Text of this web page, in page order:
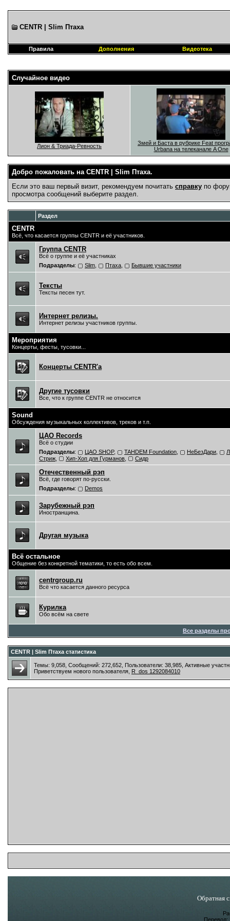
CENTR | Slim Птаха
Правила Дополнения Видеотека
Случайное видео
Лион & Триада-Ревность
Змей и Баста в рубрике Feat
Urbana на телеканале A One
Добро пожаловать на CENTR | Slim Птаха.
Если это ваш первый визит, рекомендуем почитать справку по
просмотра сообщений выберите раздел.
Раздел
CENTR
Всё, что касается группы CENTR и её участников.
Группа CENTR
Всё о группе и её участниках
Подразделы: Slim Птаха Бывшие участники
Тексты
Тексты песен тут.
Интернет релизы.
Интернет релизы участников группы.
Мероприятия
Концерты, фесты, тусовки...
Концерты CENTR'a
Другие тусовки
Все, что к группе CENTR не относится
Sound
Обсуждения музыкальных коллективов, треков и т.п.
ЦAO Records
Всё о студии
Подразделы: ЦАО SHOP, TAHDEM Foundation НеБезДари
Стриж
Хип-Хоп для Гурманов Сидр
Отечественный рэп
Всё, где говорят по-русски.
Подразделы: Demos
Зарубежный рэп
Иностранщина.
Другая музыка
Всё остальное
Общение без конкретной тематики, то есть обо всем.
centrgroup.ru
Всё что касается данного ресурса
Курилка
Обо всём на свете
Все разделы
CENTR | Slim Птаха статистика
Темы: 9,058, Сообщений: 272,652, Пользователи: 38,985, Активные
Приветствуем нового пользователя, R_dos 1292084010
Обратная
Перевод: